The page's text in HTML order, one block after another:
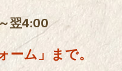
翌4:00
ーム」まで。